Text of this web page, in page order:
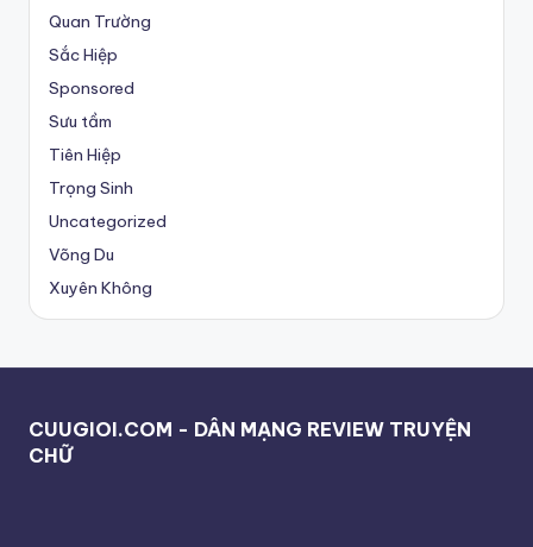
Quan Trường
Sắc Hiệp
Sponsored
Sưu tầm
Tiên Hiệp
Trọng Sinh
Uncategorized
Võng Du
Xuyên Không
CUUGIOI.COM - DÂN MẠNG REVIEW TRUYỆN
CHỮ